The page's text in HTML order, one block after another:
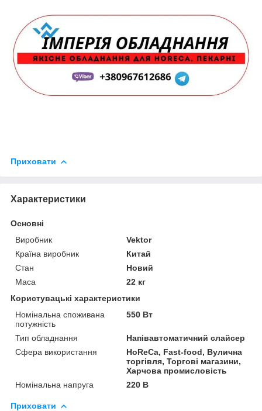
Приховати
Характеристики
Основні
Виробник
Vektor
Країна виробник
Китай
Стан
Новий
Маса
22 кг
Користувацькі характеристики
Номінальна споживана
потужність
550 Вт
Тип обладнання
Напівавтоматичний слайсер
Сфера використання
HoReCa, Fast-food, Вулична
торгівля, Торгові магазини,
Харчова промисловість
Номінальна напруга
220 В
Приховати